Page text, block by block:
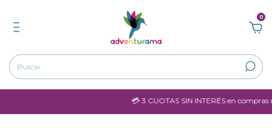
0
💳 3 CUOTAS SIN INTERÉS en compras mayores